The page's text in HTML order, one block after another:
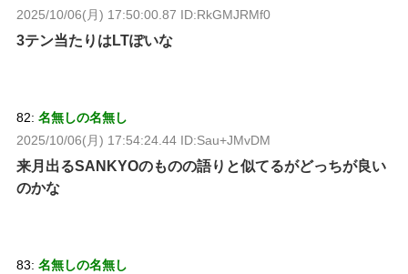
2025/10/06(月) 17:50:00.87 ID:RkGMJRMf0
3テン当たりはLTぽいな
82: 名無しの名無し
2025/10/06(月) 17:54:24.44 ID:Sau+JMvDM
来月出るSANKYOのものの語りと似てるがどっちが良い
のかな
83: 名無しの名無し